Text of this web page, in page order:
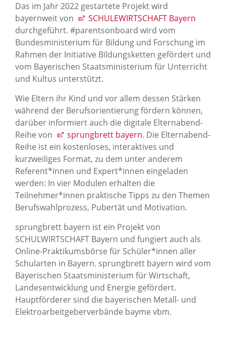
Das im Jahr 2022 gestartete Projekt wird
bayernweit von
SCHULEWIRTSCHAFT Bayern
durchgeführt. #parentsonboard wird vom
Bundesministerium für Bildung und Forschung im
Rahmen der Initiative Bildungsketten gefördert und
vom Bayerischen Staatsministerium für Unterricht
und Kultus unterstützt.
Wie Eltern ihr Kind und vor allem dessen Stärken
während der Berufsorientierung fördern können,
darüber informiert auch die digitale Elternabend-
Reihe von
sprungbrett bayern. Die Elternabend-
Reihe ist ein kostenloses, interaktives und
kurzweiliges Format, zu dem unter anderem
Referent*innen und Expert*innen eingeladen
werden: In vier Modulen erhalten die
Teilnehmer*innen praktische Tipps zu den Themen
Berufswahlprozess, Pubertät und Motivation.
sprungbrett bayern ist ein Projekt von
SCHULWIRTSCHAFT Bayern und fungiert auch als
Online-Praktikumsbörse für Schüler*innen aller
Schularten in Bayern. sprungbrett bayern wird vom
Bayerischen Staatsministerium für Wirtschaft,
Landesentwicklung und Energie gefördert.
Hauptförderer sind die bayerischen Metall- und
Elektroarbeitgeberverbände bayme vbm.